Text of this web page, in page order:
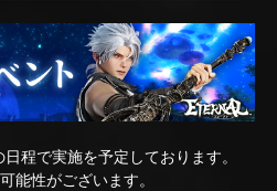
程で実施を予定しております。
能性がございます。